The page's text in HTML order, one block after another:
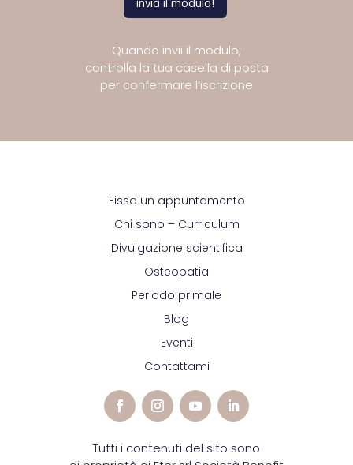
Quando invii il modulo,
controlla la tua casella di posta
per confermare l’iscrizione
Fissa un appuntamento
Chi sono – Curriculum
Divulgazione scientifica
Osteopatia
Periodo primale
Blog
Eventi
Contattami
Tutti i contenuti del sito sono